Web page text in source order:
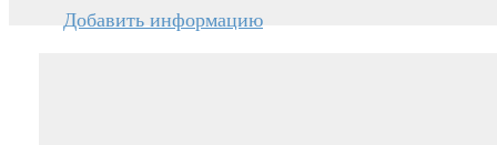
Добавить информацию